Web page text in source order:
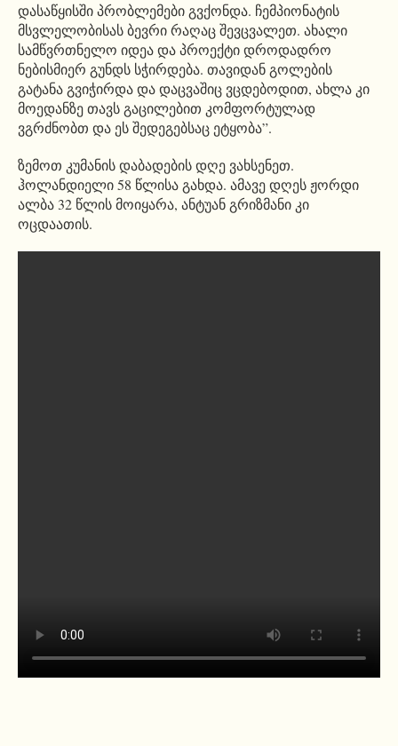
დასაწყისში პრობლემები გვქონდა. ჩემპიონატის
მსვლელობისას ბევრი რაღაც შევცვალეთ. ახალი
სამწვრთნელო იდეა და პროექტი დროდადრო
ნებისმიერ გუნდს სჭირდება. თავიდან გოლების
გატანა გვიჭირდა და დაცვაშიც ვცდებოდით, ახლა კი
მოედანზე თავს გაცილებით კომფორტულად
ვგრძნობთ და ეს შედეგებსაც ეტყობა”.
ზემოთ კუმანის დაბადების დღე ვახსენეთ.
ჰოლანდიელი 58 წლისა გახდა. ამავე დღეს ჟორდი
ალბა 32 წლის მოიყარა, ანტუან გრიზმანი კი
ოცდაათის.